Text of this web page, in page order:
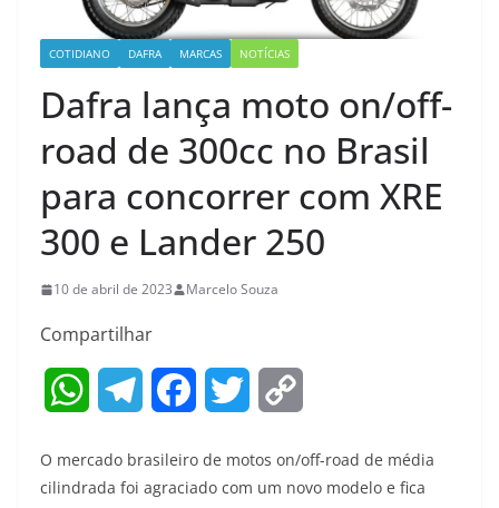
COTIDIANO DAFRA MARCAS NOTÍCIAS
Dafra lança moto on/off-
road de 300cc no Brasil
para concorrer com XRE
300 e Lander 250
10 de abril de 2023 Marcelo Souza
Compartilhar
W
a
l
c
i
p
O mercado brasileiro de motos on/off-road de média
cilindrada foi agraciado com um novo modelo e fica